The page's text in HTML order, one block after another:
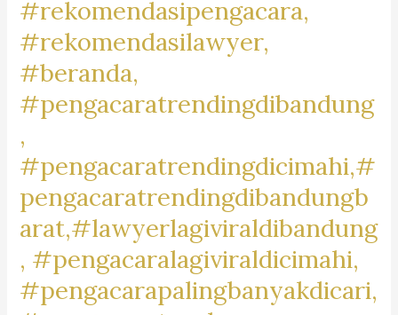
#rekomendasipengacara,
#rekomendasilawyer,
#beranda,
#pengacaratrendingdibandung
,
#pengacaratrendingdicimahi,#
pengacaratrendingdibandungb
arat,#lawyerlagiviraldibandung
, #pengacaralagiviraldicimahi,
#pengacarapalingbanyakdicari,